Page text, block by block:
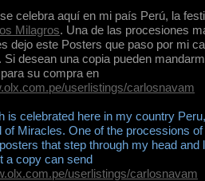
celebra aquí en mi país Perú, la
Milagros. Una de las procesiones
dejo este Posters que paso por mi
Si desean una copia pueden
su compra en
userlistings/carlosnavam
is celebrated here in my country
of Miracles. One of the processions
that step through my head and
a copy can send
userlistings/carlosnavam